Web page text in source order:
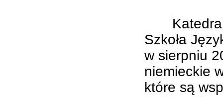
Katedra
Szkoła
w sierpniu
niemieckie
które są